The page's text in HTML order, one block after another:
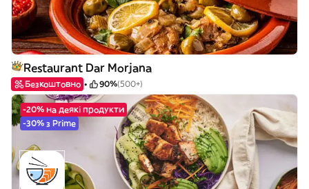
Restaurant Dar Morjana
Безкоштовно 90%(500+)
-20% на деякі продукти
-30% з Prime